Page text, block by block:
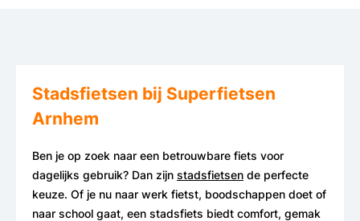
Stadsfietsen bij Superfietsen
Arnhem
Ben je op zoek naar een betrouwbare fiets voor
dagelijks gebruik? Dan zijn stadsfietsen de perfecte
keuze. Of je nu naar werk fietst, boodschappen doet of
naar school gaat, een stadsfiets biedt comfort, gemak